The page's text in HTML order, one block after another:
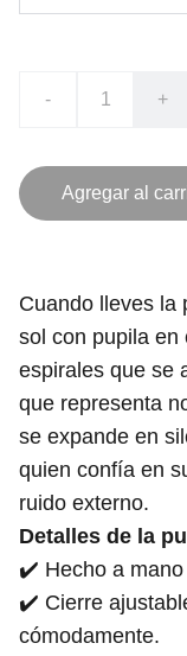
- +
Agregar al
Cuando lleves la
sol con pupila en
espirales que se
que representa
se expande en
quien confía en
ruido externo.
Detalles de la
✔️ Hecho a mano
✔️ Cierre
cómodamente.